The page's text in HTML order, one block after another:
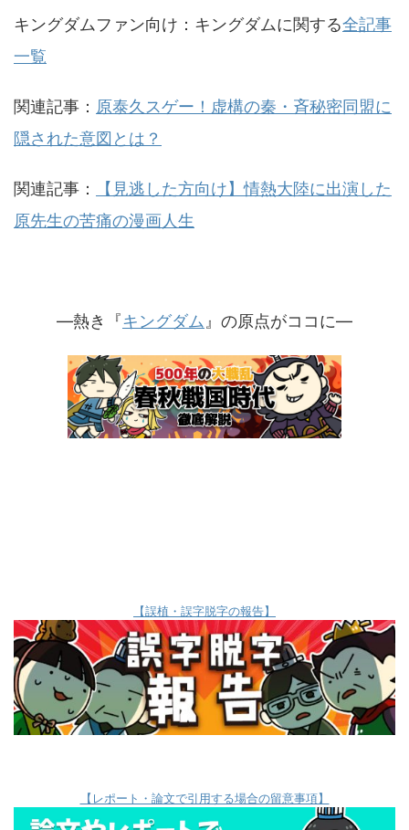
キングダムファン向け：キングダムに関する全記事
一覧
関連記事： 原泰久スゲー！虚構の秦・斉秘密同盟に
隠された意図とは？
関連記事：
【見逃した方向け】情熱大陸に出演した
原先生の苦痛の漫画人生
—熱き『キングダム 』の原点がココに—
【誤植・誤字脱字の報告】
【レポート・論文で引用する場合の留意事項】